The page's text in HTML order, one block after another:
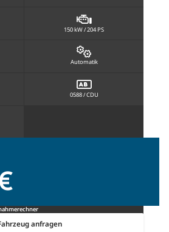
150 kW / 204 PS
Automatik
0588 / CDU
anfragen